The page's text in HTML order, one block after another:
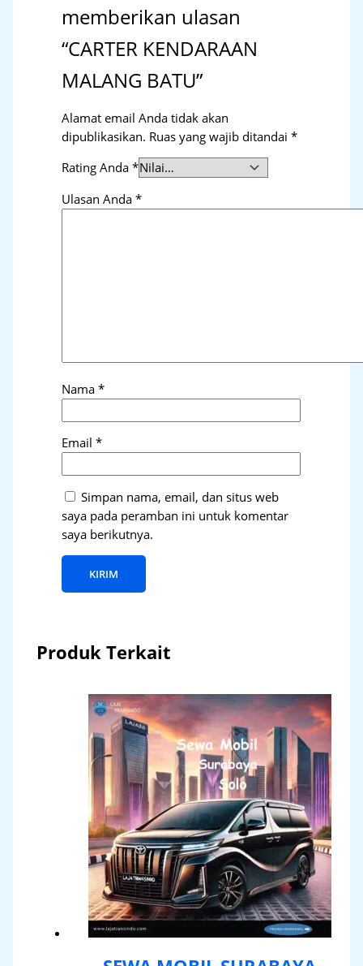
memberikan ulasan
“CARTER KENDARAAN
MALANG BATU”
Alamat email Anda tidak akan
dipublikasikan. Ruas yang wajib ditandai*
Rating Anda*
Ulasan Anda*
Nama*
Email*
Simpan nama, email, dan situs web
saya pada peramban ini untuk komentar
saya berikutnya.
Produk Terkait